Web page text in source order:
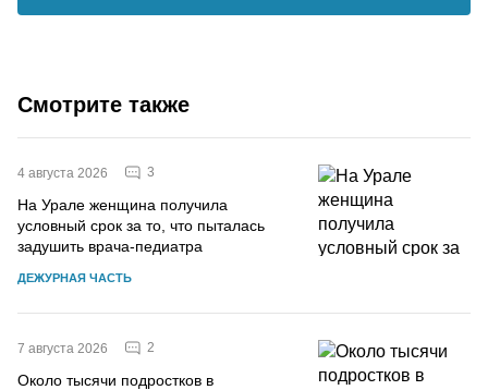
Смотрите также
4 августа 2026 3
На Урале женщина получила
условный срок за то, что пыталась
задушить врача-педиатра
ДЕЖУРНАЯ ЧАСТЬ
7 августа 2026 2
Около тысячи подростков в